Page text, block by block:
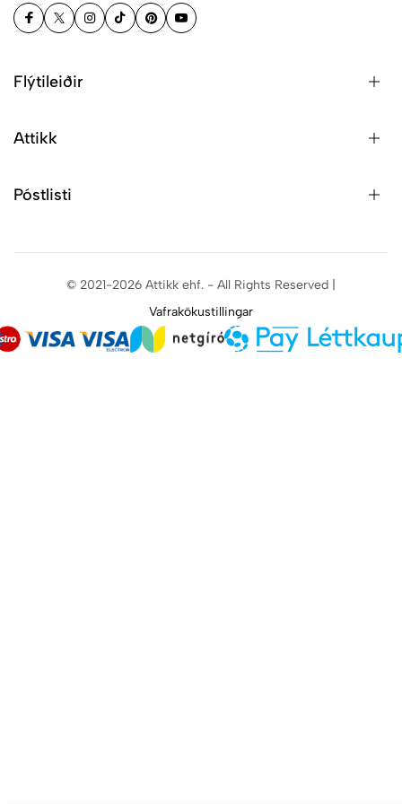
Flýtileiðir
Attikk
Póstlisti
© 2021-2026 Attikk ehf. - All Rights Reserved |
Vafrakökustillingar